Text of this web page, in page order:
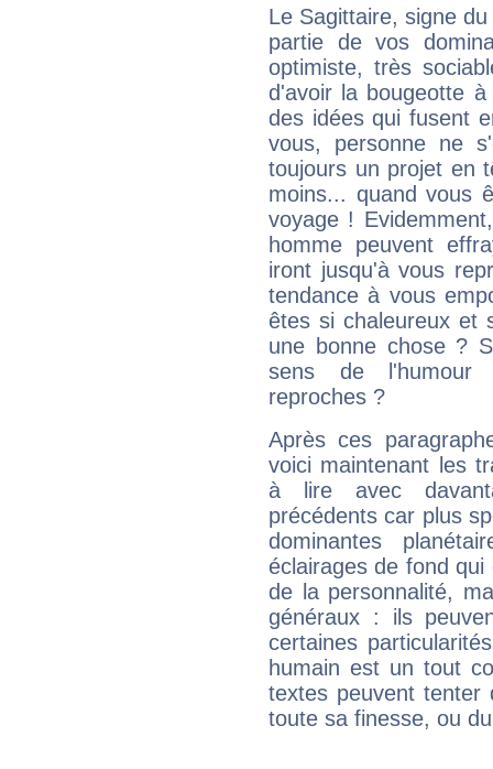
Le Sagittaire, signe
partie de vos
optimiste, très
d'avoir la bougeotte
des idées qui fusent
vous, personne ne
toujours un projet en
moins... quand vous
voyage !
homme peuvent
iront jusqu'à vous
tendance à vous
êtes si chaleureux et
une bonne chose ?
sens de l'humour
reproches ?
Après ces
voici maintenant les
à lire avec
précédents car plus
dominantes
éclairages de fond
de la personnalité,
généraux : ils
certaines
humain est un tout
textes peuvent tenter
toute sa finesse, ou